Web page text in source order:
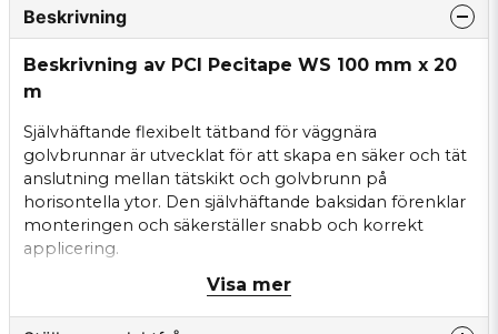
Beskrivning
Beskrivning av PCI Pecitape WS 100 mm x 20
m
Självhäftande flexibelt tätband för väggnära
golvbrunnar är utvecklat för att skapa en säker och tät
anslutning mellan tätskikt och golvbrunn på
horisontella ytor. Den självhäftande baksidan förenklar
monteringen och säkerställer snabb och korrekt
applicering.
Bandet är flexibelt och vattentätt vilket gör det
anpassat för kritiska övergångar i våtrum där rörelser
Visa mer